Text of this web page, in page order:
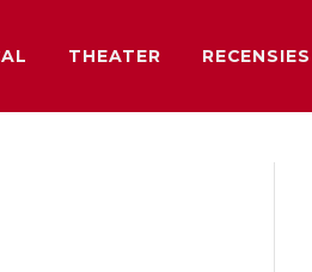
THEATER RECENSIES